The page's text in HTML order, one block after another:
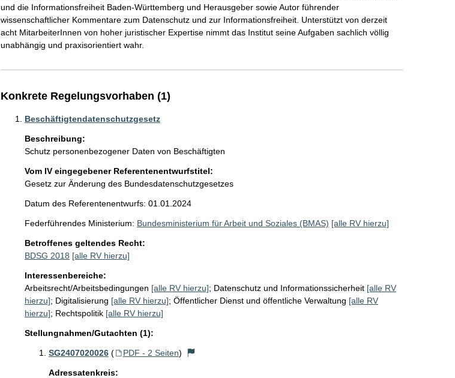
und die Informationsfreiheit Baden-Württemberg und Herausgeber sowie Autor führender
wissenschaftlicher Kommentare zum Datenschutz und zur Informationsfreiheit. Unterstützt von derzeit
acht MitarbeiterInnen von hoher juristischer Expertise nimmt das Institut seine Aufgaben sachlich völlig
unabhängig und praxisorientiert wahr.
Konkrete Regelungsvorhaben (1)
Beschäftigtendatenschutzgesetz
Beschreibung:
Schutz personenbezogener Daten von Beschäftigten
Vom IV eingegebener Referentenentwurfstitel:
Gesetz zur Änderung des Bundesdatenschutzgesetzes
Datum des Referentenentwurfs: 01.01.2024
Federführendes Ministerium: Bundesministerium für Arbeit und Soziales (BMAS) [alle RV hierzu]
Betroffenes geltendes Recht:
BDSG 2018 [alle RV hierzu]
Interessenbereiche:
Arbeitsrecht/Arbeitsbedingungen [alle RV hierzu]; Datenschutz und Informationssicherheit [alle RV
hierzu]; Digitalisierung [alle RV hierzu]; Öffentlicher Dienst und öffentliche Verwaltung [alle RV
hierzu]; Rechtspolitik [alle RV hierzu]
Stellungnahmen/Gutachten (1):
SG2407020026 ( PDF - 2 Seiten)
Adressatenkreis: